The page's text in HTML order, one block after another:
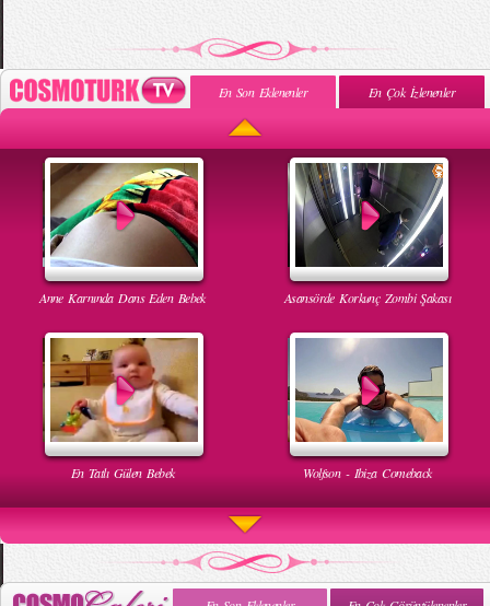
En Son Eklenenler En Çok İzlenenler
Anne Karnında Dans Eden Bebek Asansörde Korkunç Zombi Şakası
En Tatlı Gülen Bebek Wolfson - Ibiza Comeback